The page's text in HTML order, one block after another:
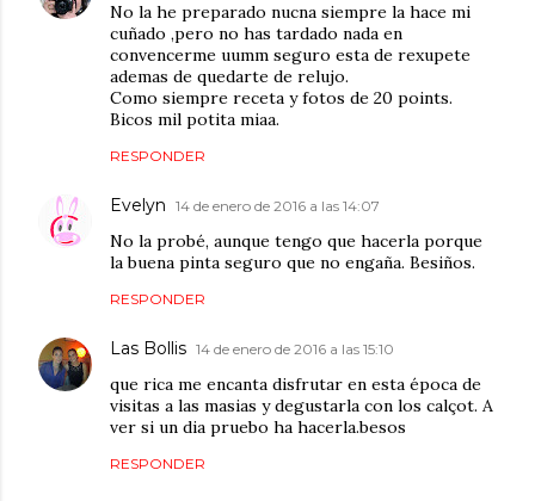
No la he preparado nucna siempre la hace mi
cuñado ,pero no has tardado nada en
convencerme uumm seguro esta de rexupete
ademas de quedarte de relujo.
Como siempre receta y fotos de 20 points.
Bicos mil potita miaa.
RESPONDER
Evelyn 14 de enero de 2016 a las 14:07
No la probé, aunque tengo que hacerla porque
la buena pinta seguro que no engaña. Besiños.
RESPONDER
Las Bollis 14 de enero de 2016 a las 15:10
que rica me encanta disfrutar en esta época de
visitas a las masias y degustarla con los calçot. A
ver si un dia pruebo ha hacerla.besos
RESPONDER